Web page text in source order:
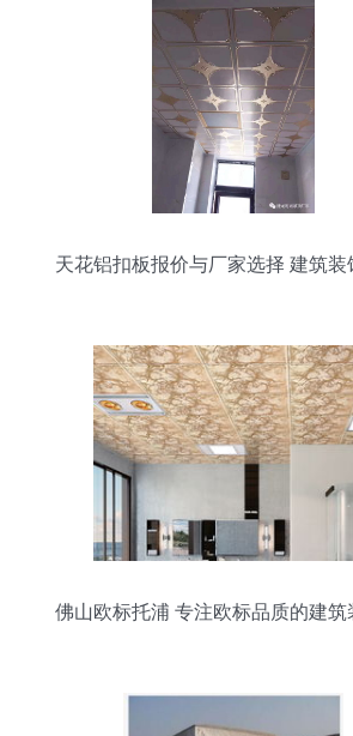
天花铝扣板报价与厂家选择 建筑
佛山欧标托浦 专注欧标品质的建